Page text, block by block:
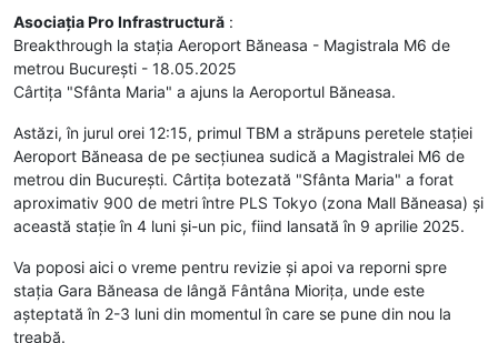
Asociația Pro Infrastructură :
Breakthrough la stația Aeroport Băneasa - Magistrala M6 de
metrou București - 18.05.2025
Cârtița "Sfânta Maria" a ajuns la Aeroportul Băneasa.
Astăzi, în jurul orei 12:15, primul TBM a străpuns peretele stației
Aeroport Băneasa de pe secțiunea sudică a Magistralei M6 de
metrou din București. Cârtița botezată "Sfânta Maria" a forat
aproximativ 900 de metri între PLS Tokyo (zona Mall Băneasa) și
această stație în 4 luni și-un pic, fiind lansată în 9 aprilie 2025.
Va poposi aici o vreme pentru revizie și apoi va reporni spre
stația Gara Băneasa de lângă Fântâna Miorița, unde este
așteptată în 2-3 luni din momentul în care se pune din nou la
treabă.